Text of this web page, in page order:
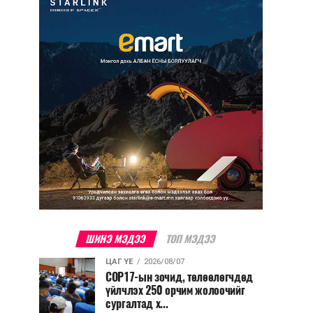
ШИНЭ МЭДЭЭ ТОП МЭДЭЭ
ЦАГ ҮЕ 2026/08/07
COP17-ын зочид, төлөөлөгчдөд
үйлчлэх 250 орчим жолоочийг
сургалтад х...